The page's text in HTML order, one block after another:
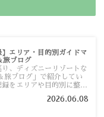
】エリア・目的別ガイドマ
旅ブログ
、ディズニーリゾートな
旅ブログ」で紹介してい
をエリアや目的別に整理
ズに見つけていただけま
2026.06.08